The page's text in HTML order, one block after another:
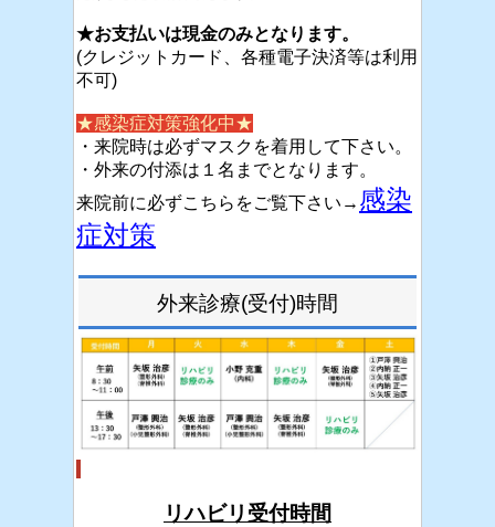
★お支払いは現金のみとなります。
(クレジットカード、各種電子決済等は利用
不可)
★感染症対策強化中★
・来院時は必ずマスクを着用して下さい。
・外来の付添は１名までとなります。
来院前に必ずこちらをご覧下さい→ 感染
症対策
外来診療(受付)時間
リハビリ受付時間